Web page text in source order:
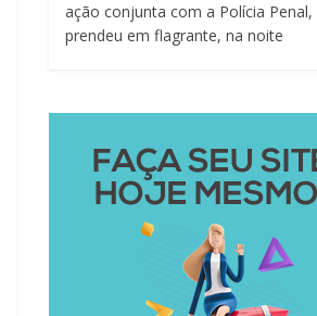
ação conjunta com a Polícia Penal,
prendeu em flagrante, na noite